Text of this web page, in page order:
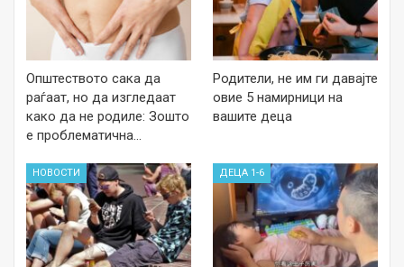
Општеството сака да
раѓаат, но да изгледаат
како да не родиле: Зошто
е проблематична…
Родители, не им ги давајте
овие 5 намирници на
вашите деца
НОВОСТИ ДЕЦА 1-6